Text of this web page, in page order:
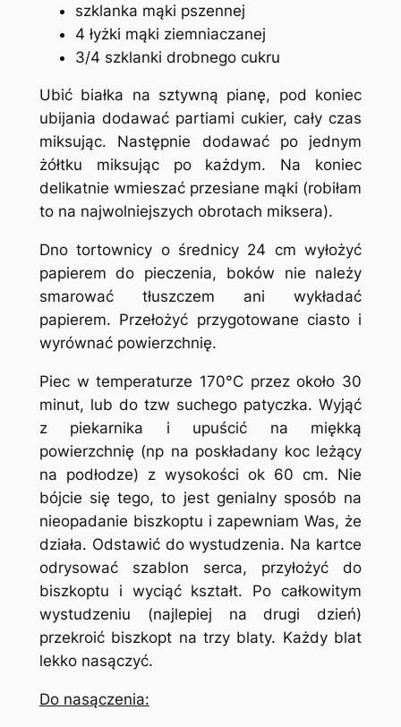
szklanka mąki pszennej
4 łyżki mąki ziemniaczanej
3/4 szklanki drobnego cukru
Ubić białka na sztywną pianę, pod koniec
ubijania dodawać partiami cukier, cały czas
miksując. Następnie dodawać po jednym
żółtku miksując po każdym. Na koniec
delikatnie wmieszać przesiane mąki (robiłam
to na najwolniejszych obrotach miksera).
Dno tortownicy o średnicy 24 cm wyłożyć
papierem do pieczenia, boków nie należy
smarować tłuszczem ani wykładać
papierem. Przełożyć przygotowane ciasto i
wyrównać powierzchnię.
Piec w temperaturze 170°C przez około 30
minut, lub do tzw suchego patyczka. Wyjąć
z piekarnika i upuścić na miękką
powierzchnię (np na poskładany koc leżący
na podłodze) z wysokości ok 60 cm. Nie
bójcie się tego, to jest genialny sposób na
nieopadanie biszkoptu i zapewniam Was, że
działa. Odstawić do wystudzenia. Na kartce
odrysować szablon serca, przyłożyć do
biszkoptu i wyciąć kształt. Po całkowitym
wystudzeniu (najlepiej na drugi dzień)
przekroić biszkopt na trzy blaty. Każdy blat
lekko nasączyć.
Do nasączenia: